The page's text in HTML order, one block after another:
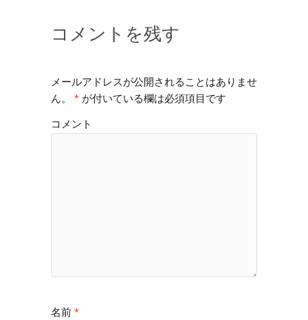
コメントを残す
メールアドレスが公開されることはありませ
ん。
* が付いている欄は必須項目です
コメント
名前 *